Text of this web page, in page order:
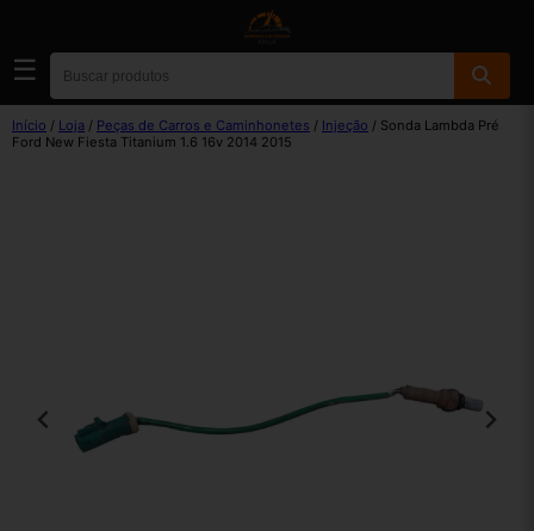
☰
Início / Loja / Peças de Carros e Caminhonetes / Injeção / Sonda Lambda Pré
Ford New Fiesta Titanium 1.6 16v 2014 2015